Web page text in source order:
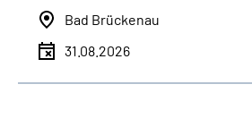
Bad Brückenau
31.08.2026